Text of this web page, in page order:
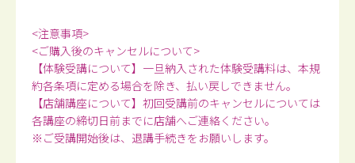
<注意事項>
<ご購入後のキャンセルについて>
【体験受講について】一旦納入された体験受講料は、本規
約各条項に定める場合を除き、払い戻しできません。
【店舗講座について】初回受講前のキャンセルについては
各講座の締切日前までに店舗へご連絡ください。
※ご受講開始後は、退講手続きをお願いします。